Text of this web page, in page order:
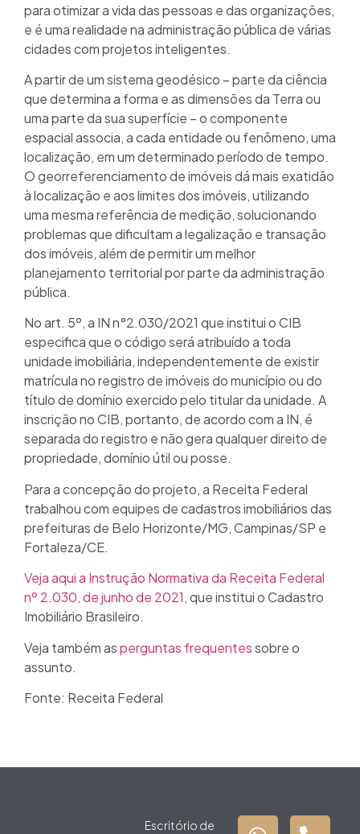
para otimizar a vida das pessoas e das organizações,
e é uma realidade na administração pública de várias
cidades com projetos inteligentes.
A partir de um sistema geodésico – parte da ciência
que determina a forma e as dimensões da Terra ou
uma parte da sua superfície – o componente
espacial associa, a cada entidade ou fenômeno, uma
localização, em um determinado período de tempo.
O georreferenciamento de imóveis dá mais exatidão
à localização e aos limites dos imóveis, utilizando
uma mesma referência de medição, solucionando
problemas que dificultam a legalização e transação
dos imóveis, além de permitir um melhor
planejamento territorial por parte da administração
pública.
No art. 5º, a IN n°2.030/2021 que institui o CIB
especifica que o código será atribuído a toda
unidade imobiliária, independentemente de existir
matrícula no registro de imóveis do município ou do
título de domínio exercido pelo titular da unidade. A
inscrição no CIB, portanto, de acordo com a IN, é
separada do registro e não gera qualquer direito de
propriedade, domínio útil ou posse.
Para a concepção do projeto, a Receita Federal
trabalhou com equipes de cadastros imobiliários das
prefeituras de Belo Horizonte/MG, Campinas/SP e
Fortaleza/CE.
Veja aqui a Instrução Normativa da Receita Federal
nº 2.030, de junho de 2021, que institui o Cadastro
Imobiliário Brasileiro.
Veja também asperguntas frequentessobre o
assunto.
Fonte: Receita Federal
Escritório de